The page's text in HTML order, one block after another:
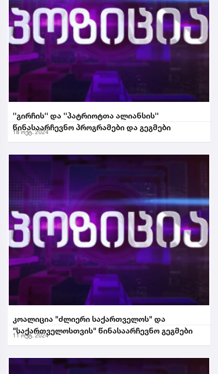
''გირჩის'' და ''პატრიოტთა ალიანსის''
წინასაარჩევნო პროგრამები და გეგმები
18 ოქტ. 2024
კოალიცია "ძლიერი საქართველოს" და
"საქართველოსთვის" წინასაარჩევნო გეგმები
11 ოქტ. 2024